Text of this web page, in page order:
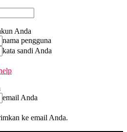
Anda
nama pengguna
kata sandi Anda
email Anda
ke email Anda.